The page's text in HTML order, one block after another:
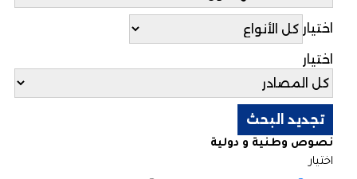
اختيار
اختيار
نصوص وطنية و دولية
اختيار